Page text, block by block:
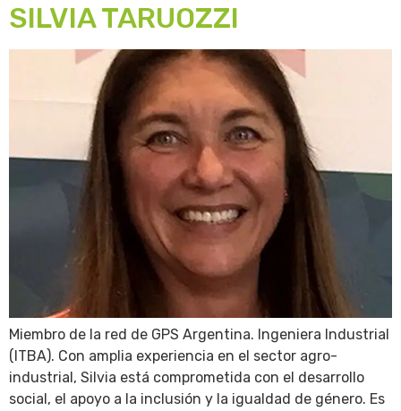
SILVIA TARUOZZI
Miembro de la red de GPS Argentina. Ingeniera Industrial
(ITBA). Con amplia experiencia en el sector agro-
industrial, Silvia está comprometida con el desarrollo
social, el apoyo a la inclusión y la igualdad de género. Es